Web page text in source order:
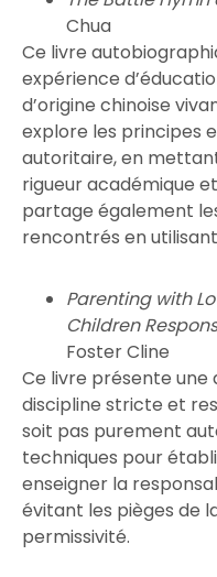
Chua
Ce livre
expérience
d’origine chinoise
explore les principes
autoritaire, en
rigueur académique
partage également
rencontrés en
Parenting with
Children
Foster Cline
Ce livre présente
discipline stricte et
soit pas purement
techniques pour
enseigner la
évitant les pièges de
permissivité.